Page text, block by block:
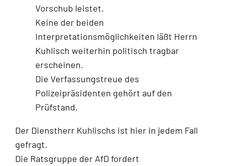
Vorschub leistet.
Keine der beiden
Interpretationsmöglichkeiten läßt Herrn
Kuhlisch weiterhin politisch tragbar
erscheinen.
Die Verfassungstreue des
Polizeipräsidenten gehört auf den
Prüfstand.
Der Dienstherr Kuhlischs ist hier in jedem Fall
gefragt.
Die Ratsgruppe der AfD fordert